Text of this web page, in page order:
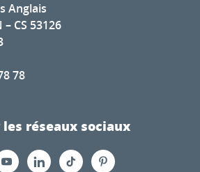
Anglais
CS 53126
78
réseaux sociaux